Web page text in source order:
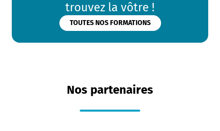
trouvez la vôtre !
TOUTES NOS FORMATIONS
Nos partenaires